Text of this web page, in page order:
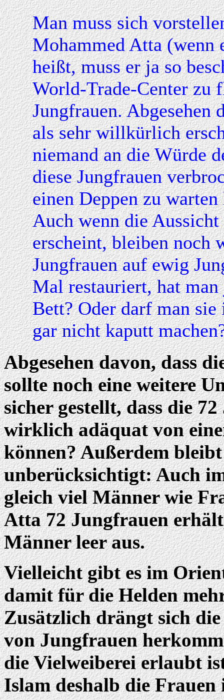
Man muss sich
Mohammed Atta (wenn
heißt, muss er ja so
World-Trade-Center zu
Jungfrauen. Abgesehen
als sehr willkürlich
niemand an die Würde
diese Jungfrauen
einen Deppen zu warten
Auch wenn die
erscheint, bleiben noch
Jungfrauen auf ewig
Mal restauriert, hat
Bett? Oder darf man
gar nicht kaputt
Abgesehen davon, dass
sollte noch eine weitere
sicher gestellt, dass die
wirklich adäquat von
können? Außerdem
unberücksichtigt: Auch
gleich viel Männer wie
Atta 72 Jungfrauen
Männer leer aus.
Vielleicht gibt es im
damit für die Helden
Zusätzlich drängt sich
von Jungfrauen
die Vielweiberei erlaubt
Islam deshalb die